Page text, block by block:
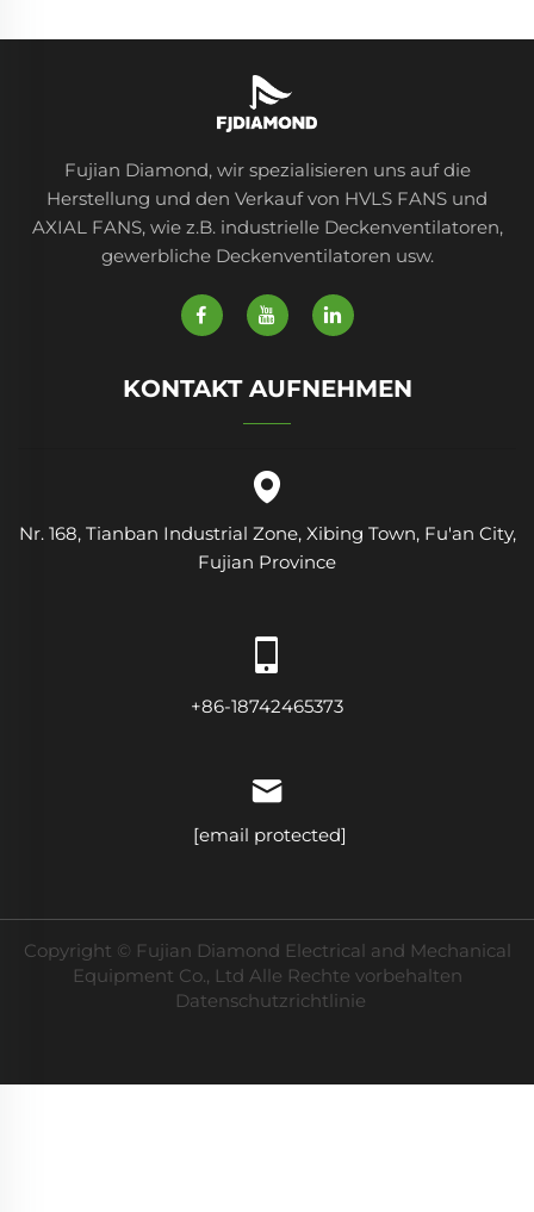
Fujian Diamond, wir spezialisieren uns auf die
Herstellung und den Verkauf von HVLS FANS und
AXIAL FANS, wie z.B. industrielle Deckenventilatoren,
gewerbliche Deckenventilatoren usw.
KONTAKT AUFNEHMEN
Nr. 168, Tianban Industrial Zone, Xibing Town, Fu'an City,
Fujian Province
+86-18742465373
[email protected]
Copyright © Fujian Diamond Electrical and Mechanical
Equipment Co., Ltd Alle Rechte vorbehalten
Datenschutzrichtlinie